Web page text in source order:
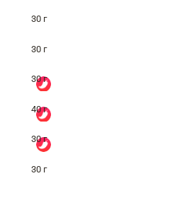
30 г
30 г
30 г
40 г
30 г
30 г